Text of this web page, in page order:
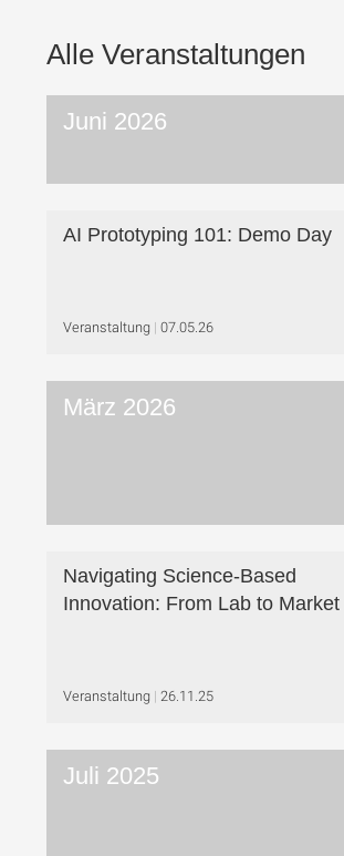
Alle Veranstaltungen
Juni 2026
AI Prototyping 101: Demo Day
Veranstaltung 07.05.26
März 2026
Navigating Science-Based
Innovation: From Lab to Market
Veranstaltung 26.11.25
Juli 2025